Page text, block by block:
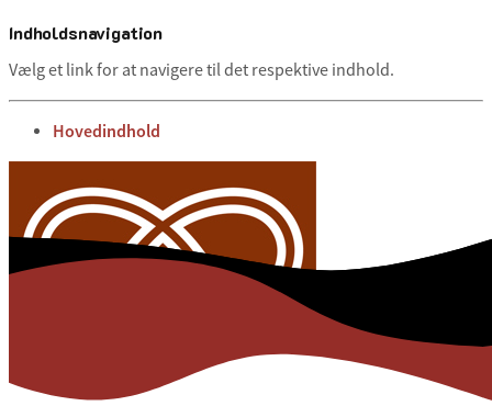
Indholdsnavigation
Vælg et link for at navigere til det respektive indhold.
gå til
Hovedindhold